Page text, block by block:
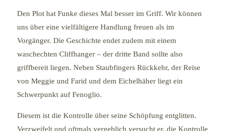
Den Plot hat Funke dieses Mal besser im Griff. Wir können
uns über eine vielfältigere Handlung freuen als im
Vorgänger. Die Geschichte endet zudem mit einem
waschechten Cliffhanger – der dritte Band sollte also
griffbereit liegen. Neben Staubfingers Rückkehr, der Reise
von Meggie und Farid und dem Eichelhäher liegt ein
Schwerpunkt auf Fenoglio.
Diesem ist die Kontrolle über seine Schöpfung entglitten.
Verzweifelt und oftmals vergeblich versucht er, die Kontrolle